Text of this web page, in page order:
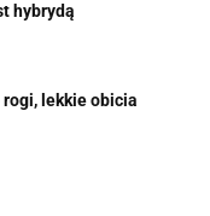
hybrydą
rogi, lekkie obicia